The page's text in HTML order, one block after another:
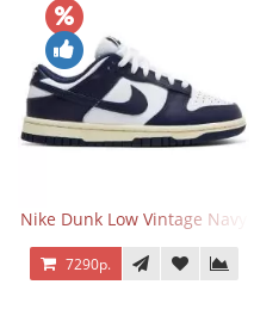
Nike Dunk Low Vintage Navy
7290р.